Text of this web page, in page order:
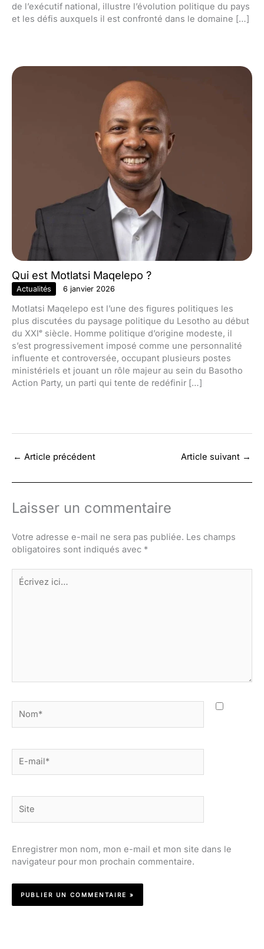
de l’exécutif national, illustre l’évolution politique du pays
et les défis auxquels il est confronté dans le domaine […]
Qui est Motlatsi Maqelepo ?
Actualités 6 janvier 2026
Motlatsi Maqelepo est l’une des figures politiques les
plus discutées du paysage politique du Lesotho au début
du XXIᵉ siècle. Homme politique d’origine modeste, il
s’est progressivement imposé comme une personnalité
influente et controversée, occupant plusieurs postes
ministériels et jouant un rôle majeur au sein du Basotho
Action Party, un parti qui tente de redéfinir […]
← Article précédent Article suivant →
Laisser un commentaire
Votre adresse e-mail ne sera pas publiée. Les champs
obligatoires sont indiqués avec *
Écrivez
ici…
mail*
Enregistrer mon nom, mon e-mail et mon site dans le
navigateur pour mon prochain commentaire.